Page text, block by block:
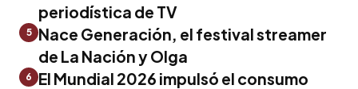
periodística de TV
5
Nace Generación, el festival streamer
de La Nación y Olga
6
El Mundial 2026 impulsó el consumo